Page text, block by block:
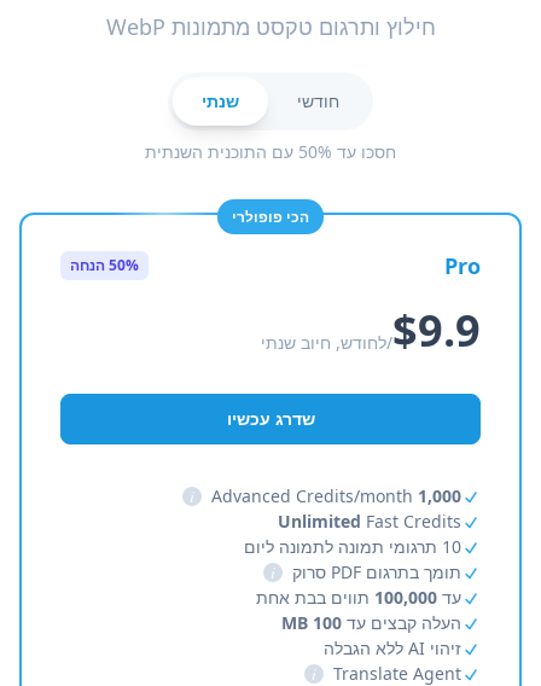
חילוץ ותרגום טקסט מתמונות WebP
חודשי שנתי
חסכו עד 50% עם התוכנית השנתית
הכי פופולרי
Pro 50% הנחה
$9.9/לחודש, חיוב שנתי
שדרג עכשיו
1,000
i
Unlimited Fast Credits
10 תרגומי תמונה לתמונה ליום
תומך בתרגום PDF סרוק
i
עד 100,000 תווים בבת אחת
העלה קבצים עד 100 MB
זיהוי AI ללא הגבלה
Translate Agent
i